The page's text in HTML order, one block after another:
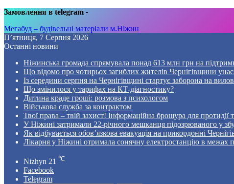
Замовлення в telegram -
Мегабуд – будівельні матеріали м.Ніжин
П’ятниця, 7 Серпня 2026
Останні новини
Ніжинська громада спрямувала понад 613 млн грн на
Що відомо про чотирьох загиблих жителів Чернігівщини
Із середини серпня на Чернігівщині стартує заборона на вилов
Що змінилося у тарифах на КТ-діагностику?
Дитина краде гроші: розмова з психологом
Військова служба за контрактом
Твої права – твій захист! Інформаційна брошура для протидії
У Ніжині затримали 22-річного мешканця підозрюваного у
Як відбувається обов’язкова евакуація на прикордонні
Лікарня у Ніжині отримала сонячну електростанцію в межах
Nizhyn 21 ℃
Facebook
Telegram